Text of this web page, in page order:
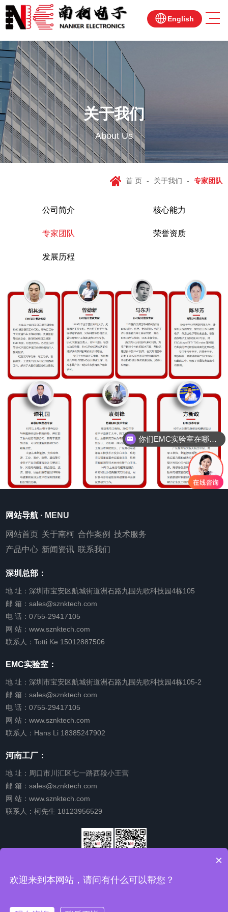
English
关于我们
About Us
首 页 - 关于我们 - 专家团队
公司简介 核心能力
专家团队 荣誉资质
发展历程
网站导航 · MENU
网站首页 关于南柯 合作案例
技术服务
产品中心 新闻资讯 联系我们
深圳总部：
地 址：深圳市宝安区航城街道洲石路九围先歌科技园4栋105
邮 箱：sales@sznktech.com
电 话：0755-29417105
网 站：www.sznktech.com
联系人：Totti Ke 15012887506
EMC实验室：
地 址：深圳市宝安区航城街道洲石路九围先歌科技园4栋105-2
邮 箱：sales@sznktech.com
电 话：0755-29417105
网 站：www.sznktech.com
联系人：Hans Li 18385247902
河南工厂：
地 址：周口市川汇区七一路西段小王营
邮 箱：sales@sznktech.com
网 站：www.sznktech.com
联系人：柯先生 18123956529
号
视频号
你们EMC实验室在哪里呢？
×
欢迎来到本网站，请问有什么可以帮您？